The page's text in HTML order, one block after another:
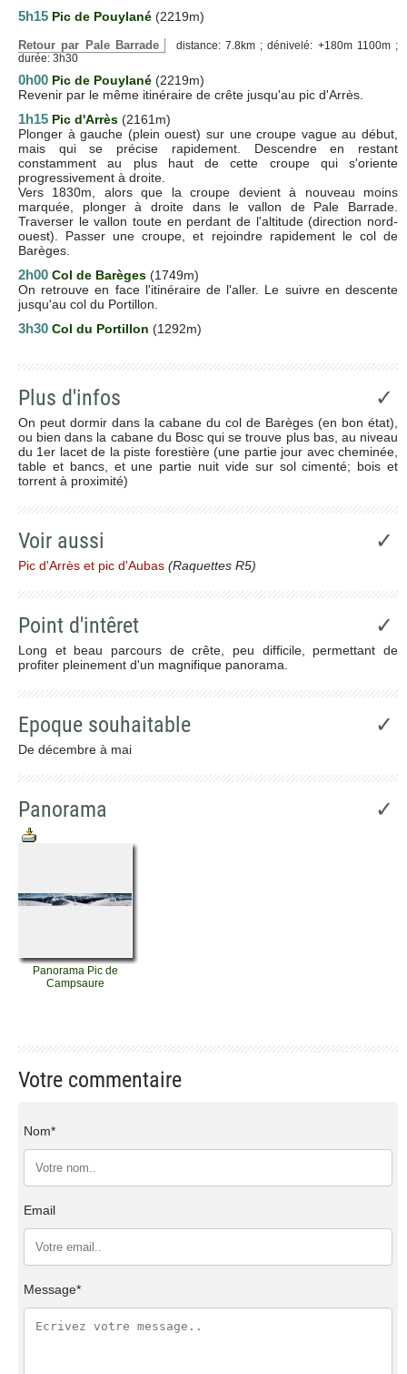
5h15 Pic de Pouylané (2219m)
Retour par Pale Barrade
distance: 7.8km ; dénivelé: +180m 1100m ;
durée: 3h30
0h00 Pic de Pouylané (2219m)
Revenir par le même itinéraire de crête jusqu'au pic d'Arrès.
1h15 Pic d'Arrès (2161m)
Plonger à gauche (plein ouest) sur une croupe vague au début,
mais qui se précise rapidement. Descendre en restant
constamment au plus haut de cette croupe qui s'oriente
progressivement à droite.
Vers 1830m, alors que la croupe devient à nouveau moins
marquée, plonger à droite dans le vallon de Pale Barrade.
Traverser le vallon toute en perdant de l'altitude (direction nord-
ouest). Passer une croupe, et rejoindre rapidement le col de
Barèges.
2h00 Col de Barèges (1749m)
On retrouve en face l'itinéraire de l'aller. Le suivre en descente
jusqu'au col du Portillon.
3h30 Col du Portillon (1292m)
Plus d'infos ✓
On peut dormir dans la cabane du col de Barèges (en bon état),
ou bien dans la cabane du Bosc qui se trouve plus bas, au niveau
du 1er lacet de la piste forestière (une partie jour avec cheminée,
table et bancs, et une partie nuit vide sur sol cimenté; bois et
torrent à proximité)
Voir aussi ✓
Pic d'Arrès et pic d'Aubas (Raquettes R5)
Point d'intêret ✓
Long et beau parcours de crête, peu difficile, permettant de
profiter pleinement d'un magnifique panorama.
Epoque souhaitable ✓
De décembre à mai
Panorama ✓
Panorama Pic de
Campsaure
Votre commentaire
Nom*
Email
Message*